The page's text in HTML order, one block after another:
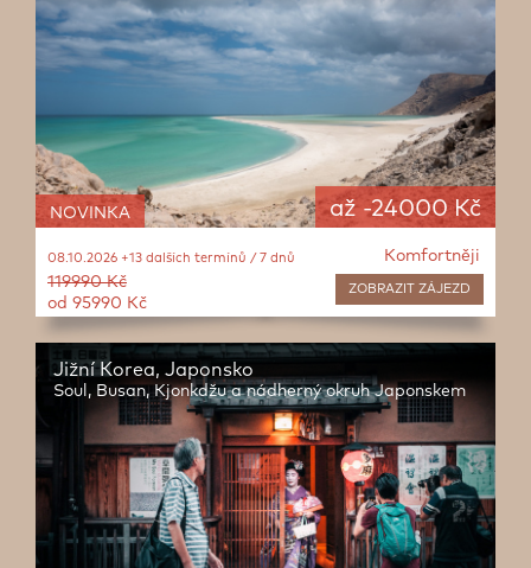
NOVINKA až -24000 Kč
Komfortněji
ZOBRAZIT ZÁJEZD
08.10.2026 +13 dalších termínů / 7 dnů
119990 Kč
od 95990 Kč
Jižní Korea, Japonsko
Soul, Busan, Kjonkdžu a nádherný okruh Japonskem